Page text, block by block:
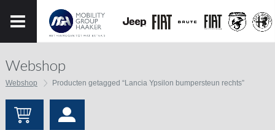
Webshop
Webshop Producten getagged “Lancia Ypsilon bumpersteun rechts”